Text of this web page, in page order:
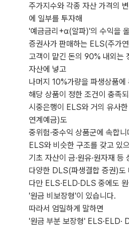
주가지수와 각종 자산 가격의
에 일부를 투자해
'예금금리+α(알파)'의 수익을
증권사가 판매하는 ELS(주가
고객이 맡긴 돈의 90% 내외는
자산에 넣고
나머지 10%가량을 파생상품에
해당 상품이 정한 조건이 충족
시중은행이 ELS와 거의 유사
연계예금)도
중위험·중수익 상품군에 속합니
ELS와 비슷한 구조를 갖고 있
기초 자산이 금·원유·원자재 등
다양한 DLS(파생결합 증권)도
다만 ELS·ELD·DLS 중에도
'원금 비보장형'이 있습니다.
따라서 엄밀하게 말하면
'원금 부분 보장형' ELS·ELD·